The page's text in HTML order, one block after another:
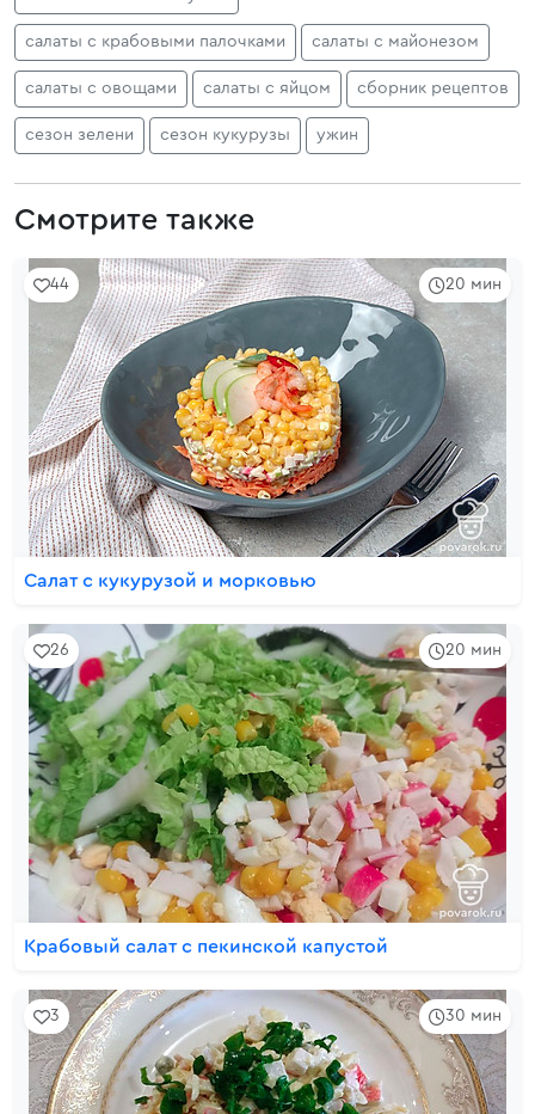
салаты с крабовыми палочками салаты с майонезом
салаты с овощами салаты с яйцом сборник рецептов
сезон зелени сезон кукурузы ужин
Смотрите также
20 мин
44
Салат с кукурузой и морковью
20 мин
26
Крабовый салат с пекинской капустой
30 мин
3